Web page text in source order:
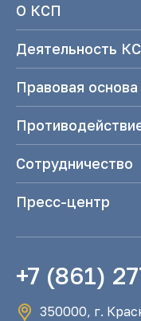
О КСП
Деятельность
Правовая основа
Сотрудничество
Пресс-центр
+7 (861)
350000, г.